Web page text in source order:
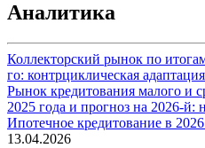
Аналитика
Коллекторский рынок по
го: контрциклическая адаптация
Рынок кредитования малого и
2025 года и прогноз на 2026-
Ипотечное кредитование в
13.04.2026